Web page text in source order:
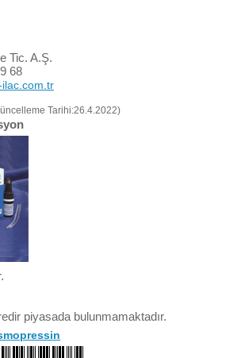
Tic. A.Ş.
68
Tarihi:26.4.2022)
piyasada bulunmamaktadır.